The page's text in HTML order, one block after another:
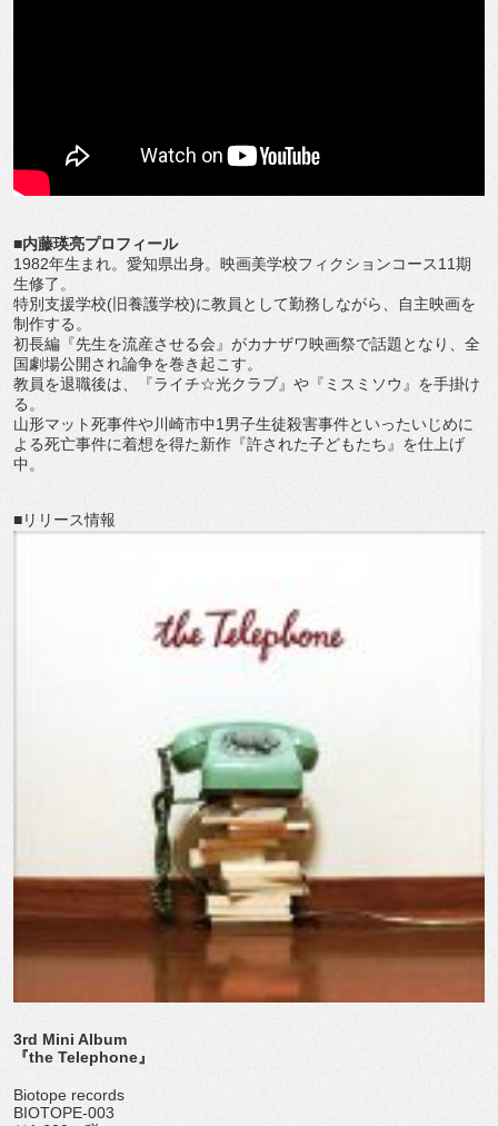
■内藤瑛亮プロフィール
1982年生まれ。愛知県出身。映画美学校フィクションコース11期
生修了。
特別支援学校(旧養護学校)に教員として勤務しながら、自主映画を
制作する。
初長編『先生を流産させる会』がカナザワ映画祭で話題となり、全
国劇場公開され論争を巻き起こす。
教員を退職後は、『ライチ☆光クラブ』や『ミスミソウ』を手掛け
る。
山形マット死事件や川崎市中1男子生徒殺害事件といったいじめに
よる死亡事件に着想を得た新作『許された子どもたち』を仕上げ
中。
■リリース情報
3rd Mini Album
『the Telephone』
Biotope records
BIOTOPE-003